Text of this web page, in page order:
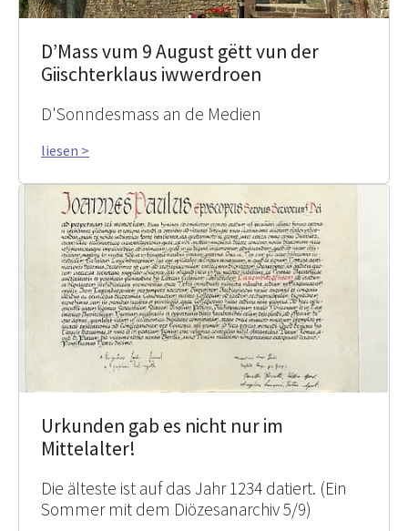
D’Mass vum 9 August gëtt vun der
Giischterklaus iwwerdroen
D'Sonndesmass an de Medien
liesen >
Urkunden gab es nicht nur im
Mittelalter!
Die älteste ist auf das Jahr 1234 datiert. (Ein
Sommer mit dem Diözesanarchiv 5/9)